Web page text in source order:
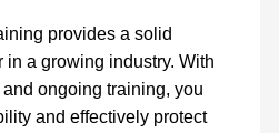
provides a solid
in a growing industry. With
ongoing training, you
and effectively protect